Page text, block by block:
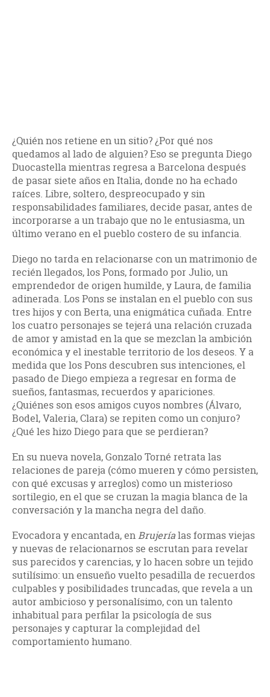
¿Quién nos retiene en un sitio? ¿Por qué nos
quedamos al lado de alguien? Eso se pregunta Diego
Duocastella mientras regresa a Barcelona después
de pasar siete años en Italia, donde no ha echado
raíces. Libre, soltero, despreocupado y sin
responsabilidades familiares, decide pasar, antes de
incorporarse a un trabajo que no le entusiasma, un
último verano en el pueblo costero de su infancia.
Diego no tarda en relacionarse con un matrimonio de
recién llegados, los Pons, formado por Julio, un
emprendedor de origen humilde, y Laura, de familia
adinerada. Los Pons se instalan en el pueblo con sus
tres hijos y con Berta, una enigmática cuñada. Entre
los cuatro personajes se tejerá una relación cruzada
de amor y amistad en la que se mezclan la ambición
económica y el inestable territorio de los deseos. Y a
medida que los Pons descubren sus intenciones, el
pasado de Diego empieza a regresar en forma de
sueños, fantasmas, recuerdos y apariciones.
¿Quiénes son esos amigos cuyos nombres (Álvaro,
Bodel, Valeria, Clara) se repiten como un conjuro?
¿Qué les hizo Diego para que se perdieran?
En su nueva novela, Gonzalo Torné retrata las
relaciones de pareja (cómo mueren y cómo persisten,
con qué excusas y arreglos) como un misterioso
sortilegio, en el que se cruzan la magia blanca de la
conversación y la mancha negra del daño.
Evocadora y encantada, enBrujeríalas formas viejas
y nuevas de relacionarnos se escrutan para revelar
sus parecidos y carencias, y lo hacen sobre un tejido
sutilísimo: un ensueño vuelto pesadilla de recuerdos
culpables y posibilidades truncadas, que revela a un
autor ambicioso y personalísimo, con un talento
inhabitual para perfilar la psicología de sus
personajes y capturar la complejidad del
comportamiento humano.